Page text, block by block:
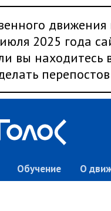
2025 года
вы находитесь
перепостов
Обучение О